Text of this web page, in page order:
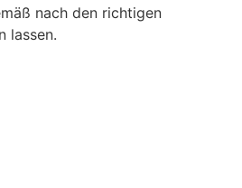
nach den richtigen
lassen.